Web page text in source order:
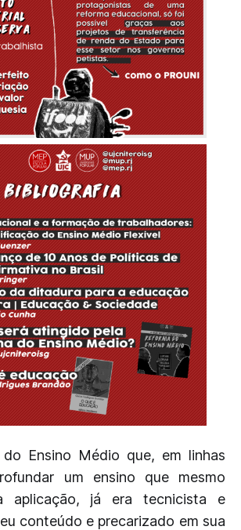
Ensino Médio que, em linhas
um ensino que mesmo
aplicação, já era tecnicista e
conteúdo e precarizado em sua